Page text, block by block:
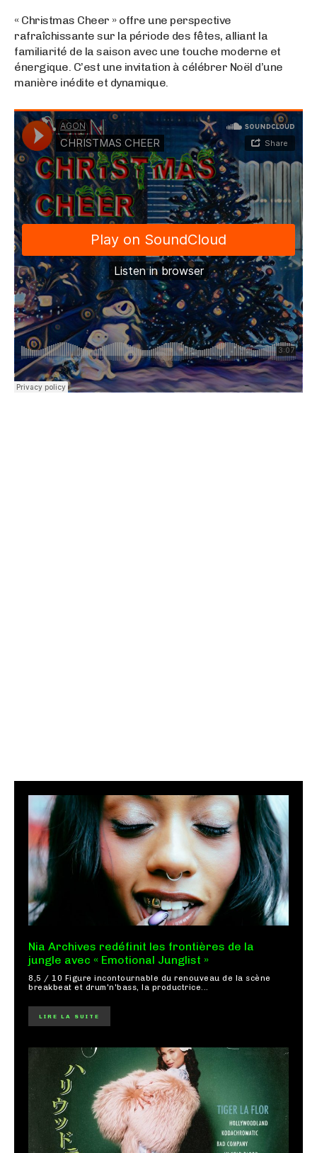
« Christmas Cheer » offre une perspective
rafraîchissante sur la période des fêtes, alliant la
familiarité de la saison avec une touche moderne et
énergique. C’est une invitation à célébrer Noël d’une
manière inédite et dynamique.
Nia Archives redéfinit les frontières de la
jungle avec « Emotional Junglist »
8,5 / 10 Figure incontournable du renouveau de la scène
breakbeat et drum'n'bass, la productrice...
LIRE LA SUITE